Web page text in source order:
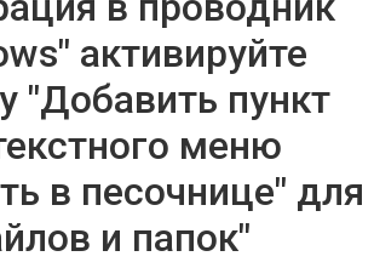
активируйте
"Добавить пункт
меню
в песочнице" для
и папок"